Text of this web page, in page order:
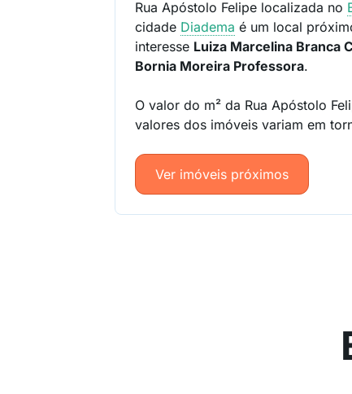
Rua Apóstolo Felipe localizada no
cidade Diadema é um local
interesse Luiza Marcelina Branca
Bornia Moreira Professora.
O valor do m² da Rua Apóstolo
valores dos imóveis variam em
Ver imóveis próximos